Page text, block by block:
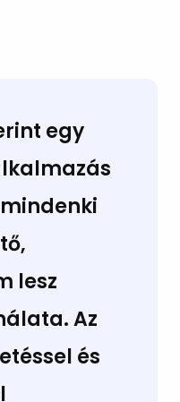
egy
lesz
Az
és